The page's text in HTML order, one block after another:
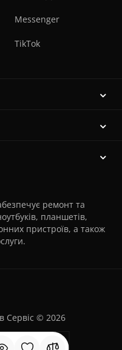
Messenger
TikTok
ремонт та
планшетів,
пристроїв, а також
Сервіс © 2026